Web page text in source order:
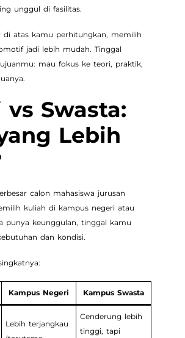
unggul di fasilitas.
di atas kamu perhitungkan, memilih
jadi lebih mudah. Tinggal
mau fokus ke teori, praktik,
vs Swasta:
Lebih
calon mahasiswa jurusan
kuliah di kampus negeri atau
punya keunggulan, tinggal kamu
dan kondisi.
Kampus Negeri Kampus Swasta
Lebih terjangkau
Cenderung lebih
tinggi, tapi